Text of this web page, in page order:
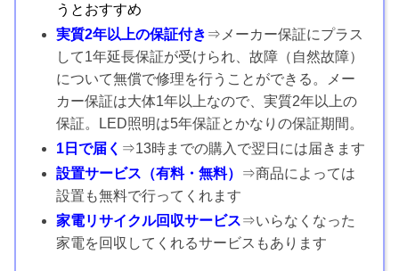
うとおすすめ
実質2年以上の保証付き ⇒メーカー保証にプラス
して1年延長保証が受けられ、故障（自然故障）
について無償で修理を行うことができる。メー
カー保証は大体1年以上なので、実質2年以上の
保証。LED照明は5年保証とかなりの保証期間。
1日で届く ⇒13時までの購入で翌日には届きます
設置サービス（有料・無料）
⇒商品によっては
設置も無料で行ってくれます
家電リサイクル回収サービス⇒いらなくなった
家電を回収してくれるサービスもあります